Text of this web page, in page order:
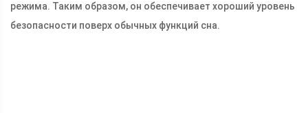
режима. Таким образом, он обеспечивает хороший уровень
безопасности поверх обычных функций сна.